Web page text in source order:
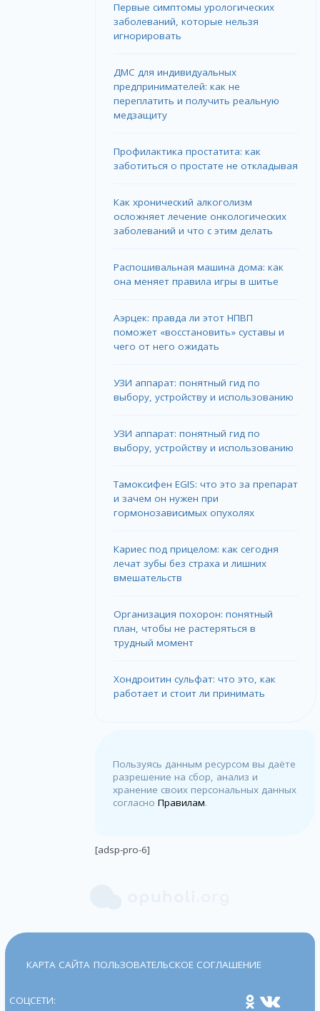
Первые симптомы урологических
заболеваний, которые нельзя
игнорировать
ДМС для индивидуальных
предпринимателей: как не
переплатить и получить реальную
медзащиту
Профилактика простатита: как
заботиться о простате не откладывая
Как хронический алкоголизм
осложняет лечение онкологических
заболеваний и что с этим делать
Распошивальная машина дома: как
она меняет правила игры в шитье
Аэрцек: правда ли этот НПВП
поможет «восстановить» суставы и
чего от него ожидать
УЗИ аппарат: понятный гид по
выбору, устройству и использованию
УЗИ аппарат: понятный гид по
выбору, устройству и использованию
Тамоксифен EGIS: что это за препарат
и зачем он нужен при
гормонозависимых опухолях
Кариес под прицелом: как сегодня
лечат зубы без страха и лишних
вмешательств
Организация похорон: понятный
план, чтобы не растеряться в
трудный момент
Хондроитин сульфат: что это, как
работает и стоит ли принимать
Пользуясь данным ресурсом вы даёте
разрешение на сбор, анализ и
хранение своих персональных данных
согласноПравилам.
[adsp-pro-6]
КАРТА САЙТА ПОЛЬЗОВАТЕЛЬСКОЕ СОГЛАШЕНИЕ
СОЦСЕТИ: